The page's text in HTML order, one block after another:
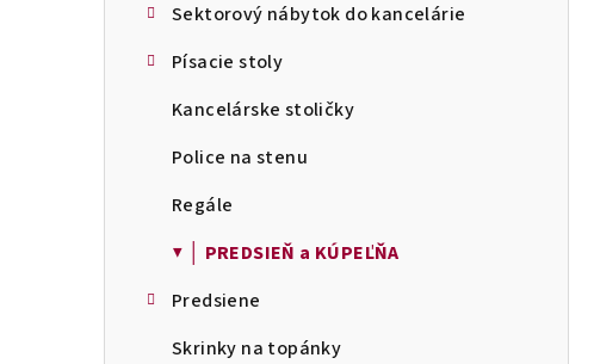
Sektorový nábytok do kancelárie
Písacie stoly
Kancelárske stoličky
Police na stenu
Regále
▼ │ PREDSIEŇ a KÚPEĽŇA
Predsiene
Skrinky na topánky